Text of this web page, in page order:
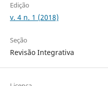
Edição
v. 4 n. 1 (2018)
Seção
Revisão Integrativa